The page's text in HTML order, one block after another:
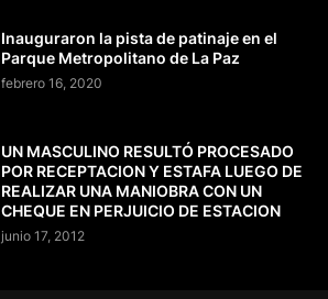
Inauguraron la pista de patinaje en el
Parque Metropolitano de La Paz
febrero 16, 2020
UN MASCULINO RESULTÓ PROCESADO
POR RECEPTACION Y ESTAFA LUEGO DE
REALIZAR UNA MANIOBRA CON UN
CHEQUE EN PERJUICIO DE ESTACION
junio 17, 2012